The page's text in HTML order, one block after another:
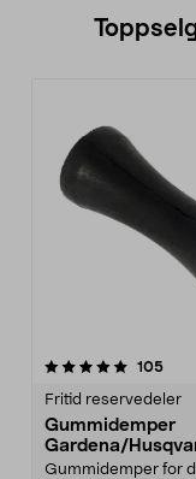
105
Fritid reservedeler
Gummidemper
Gardena/
ch/Flymo
Gummidemper for
5.0 av 5